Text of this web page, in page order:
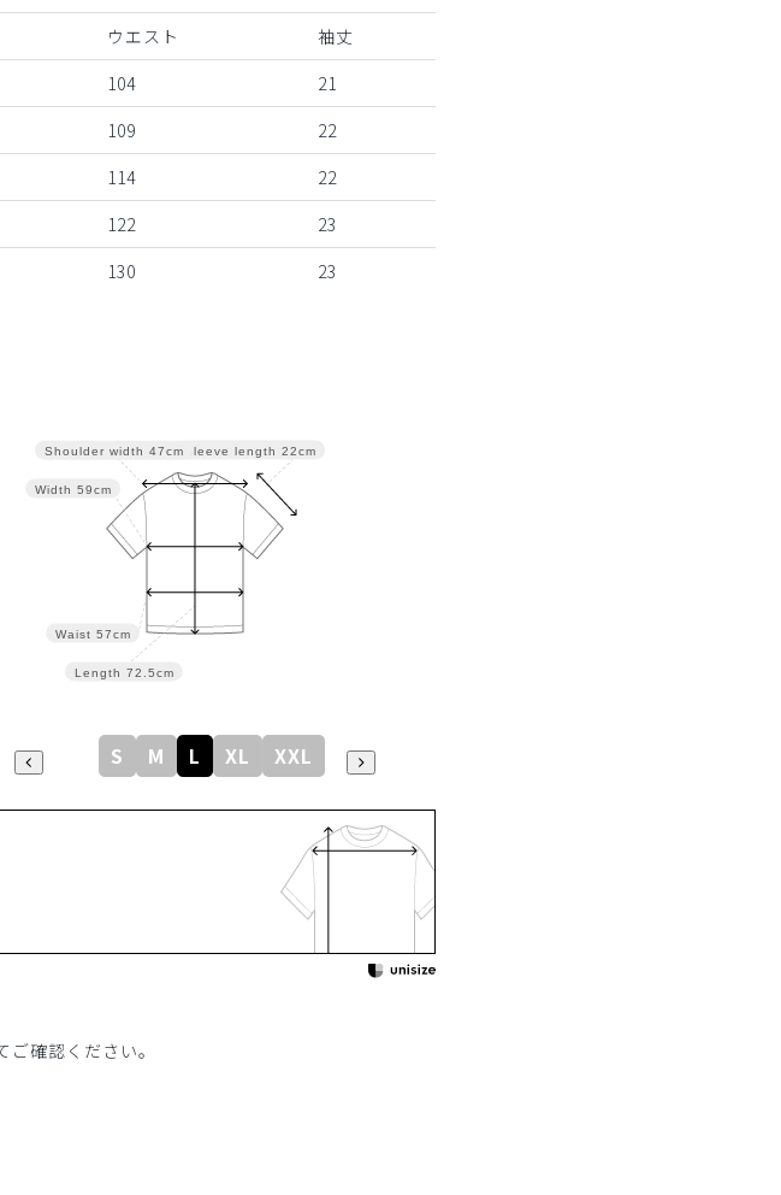
ウエスト
袖丈
104
21
109
22
114
22
122
23
130 23
Sleeve length 22cm
Length 72.5cm
Waist 57cm
Width 59cm
Shoulder width 47cm
S M L XL XXL
ご確認ください。